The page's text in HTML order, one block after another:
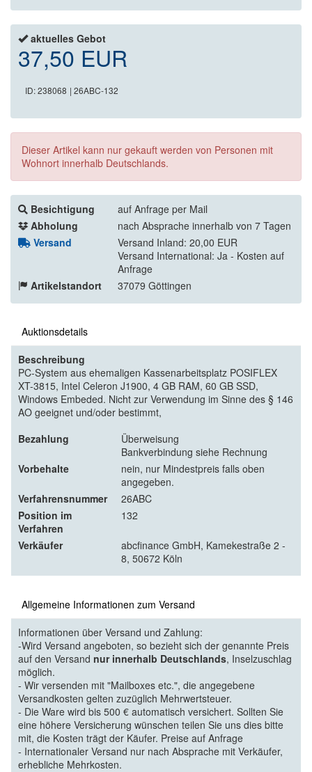
aktuelles Gebot
37,50 EUR
ID: 238068 | 26ABC-132
Dieser Artikel kann nur gekauft werden von Personen mit
Wohnort innerhalb Deutschlands.
Besichtigung
auf Anfrage per Mail
Abholung
nach Absprache innerhalb von 7 Tagen
Versand
Versand Inland: 20,00 EUR
Versand International: Ja - Kosten auf
Anfrage
Artikelstandort
37079 Göttingen
Auktionsdetails
Beschreibung
PC-System aus ehemaligen Kassenarbeitsplatz POSIFLEX
XT-3815, Intel Celeron J1900, 4 GB RAM, 60 GB SSD,
Windows Embeded. Nicht zur Verwendung im Sinne des § 146
AO geeignet und/oder bestimmt,
Bezahlung
Überweisung
Bankverbindung siehe Rechnung
Vorbehalte
nein, nur Mindestpreis falls oben
angegeben.
Verfahrensnummer
26ABC
Position im
Verfahren
132
Verkäufer
abcfinance GmbH, Kamekestraße 2 -
8, 50672 Köln
Allgemeine Informationen zum Versand
Informationen über Versand und Zahlung:
-Wird Versand angeboten, so bezieht sich der genannte Preis
auf den Versand nur innerhalb Deutschlands, Inselzuschlag
möglich.
- Wir versenden mit "Mailboxes etc.", die angegebene
Versandkosten gelten zuzüglich Mehrwertsteuer.
- Die Ware wird bis 500 € automatisch versichert. Sollten Sie
eine höhere Versicherung wünschen teilen Sie uns dies bitte
mit, die Kosten trägt der Käufer. Preise auf Anfrage
- Internationaler Versand nur nach Absprache mit Verkäufer,
erhebliche Mehrkosten.